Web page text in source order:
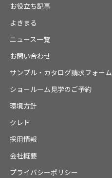
お役立ち記事
よきまる
ニュース一覧
お問い合わせ
サンプル・カタログ請求フォーム
ショールーム見学のご予約
環境方針
クレド
採用情報
会社概要
プライバシーポリシー